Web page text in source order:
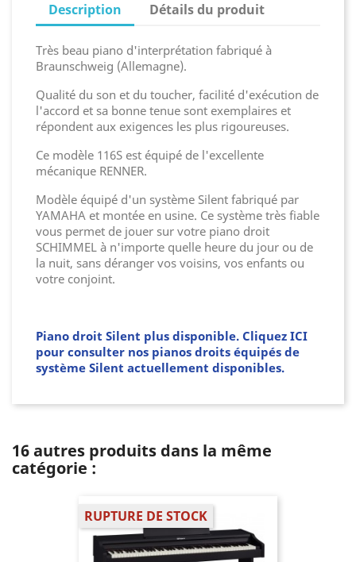
Description Détails du produit
Très beau piano d'interprétation fabriqué à
Braunschweig (Allemagne).
Qualité du son et du toucher, facilité d'exécution de
l'accord et sa bonne tenue sont exemplaires et
répondent aux exigences les plus rigoureuses.
Ce modèle 116S est équipé de l'excellente
mécanique RENNER.
Modèle équipé d'un système Silent fabriqué par
YAMAHA et montée en usine. Ce système très fiable
vous permet de jouer sur votre piano droit
SCHIMMEL à n'importe quelle heure du jour ou de
la nuit, sans déranger vos voisins, vos enfants ou
votre conjoint.
Piano droit Silent plus disponible. Cliquez ICI
pour consulter nos pianos droits équipés de
système Silent actuellement disponibles.
16 autres produits dans la même
catégorie :
RUPTURE DE STOCK